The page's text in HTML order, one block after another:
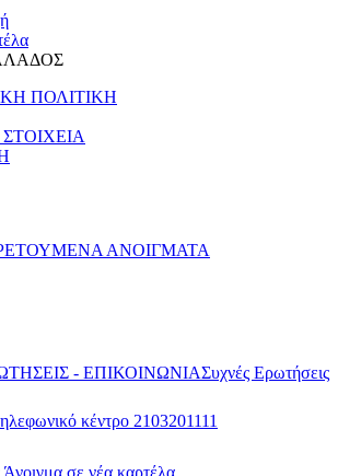
ΠΟΛΙΤΙΚΗ
ΑΝΟΙΓΜΑΤΑ
- ΕΠΙΚΟΙΝΩΝΙΑΣυχνές Ερωτήσεις
κέντρο 2103201111
Άνοιγμα σε νέα καρτέλα